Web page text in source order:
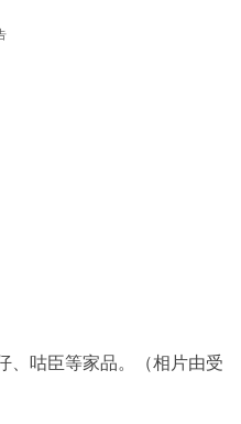
、咕臣等家品。（相片由受